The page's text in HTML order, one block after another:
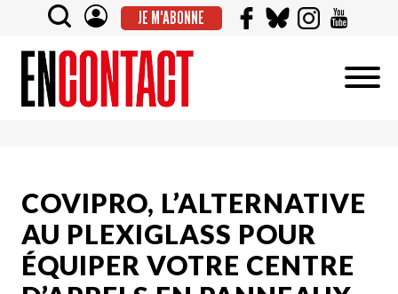
JE M'ABONNE
COVIPRO, L’ALTERNATIVE
AU PLEXIGLASS POUR
ÉQUIPER VOTRE CENTRE